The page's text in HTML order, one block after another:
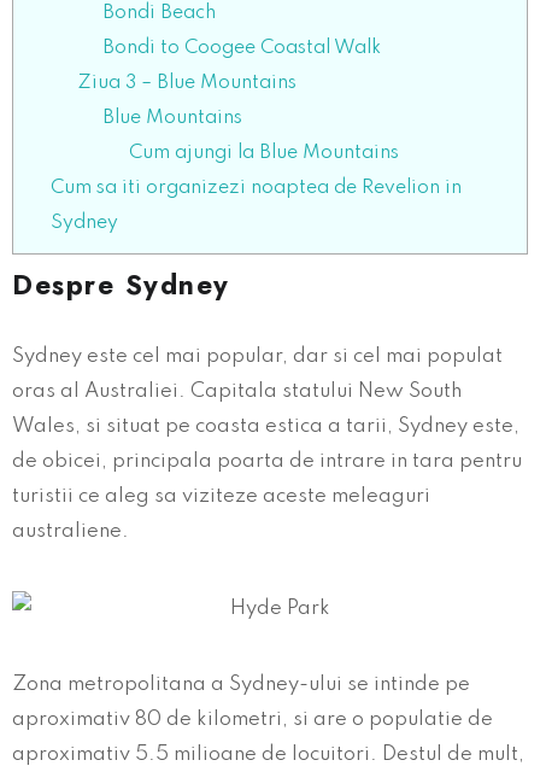
Bondi Beach
Bondi to Coogee Coastal Walk
Ziua 3 – Blue Mountains
Blue Mountains
Cum ajungi la Blue Mountains
Cum sa iti organizezi noaptea de Revelion in
Sydney
Despre Sydney
Sydney este cel mai popular, dar si cel mai populat
oras al Australiei. Capitala statului New South
Wales, si situat pe coasta estica a tarii, Sydney este,
de obicei, principala poarta de intrare in tara pentru
turistii ce aleg sa viziteze aceste meleaguri
australiene.
Zona metropolitana a Sydney-ului se intinde pe
aproximativ 80 de kilometri, si are o populatie de
aproximativ 5.5 milioane de locuitori. Destul de mult,